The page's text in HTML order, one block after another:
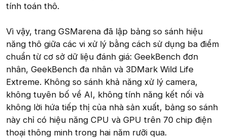
tính toán thô.
Vì vậy, trang GSMarena đã lập bảng so sánh hiệu
năng thô giữa các vi xử lý bằng cách sử dụng ba điểm
chuẩn từ cơ sở dữ liệu đánh giá: GeekBench đơn
nhân, GeekBench đa nhân và 3DMark Wild Life
Extreme. Không so sánh khả năng xử lý camera,
không tuyên bố về AI, không tính năng kết nối và
không lời hứa tiếp thị của nhà sản xuất, bảng so sánh
này chỉ có hiệu năng CPU và GPU trên 70 chip điện
thoại thông minh trong hai năm rưỡi qua.